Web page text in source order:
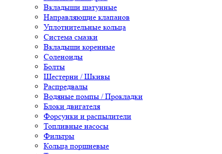
Вкладыши шатунные
Направляющие клапанов
Уплотнительные кольца
Система смазки
Вкладыши коренные
Соленоиды
Болты
Шестерни / Шкивы
Распредвалы
Водяные помпы / Прокладки
Блоки двигателя
Форсунки и распылители
Топливные насосы
Фильтры
Кольца поршневые